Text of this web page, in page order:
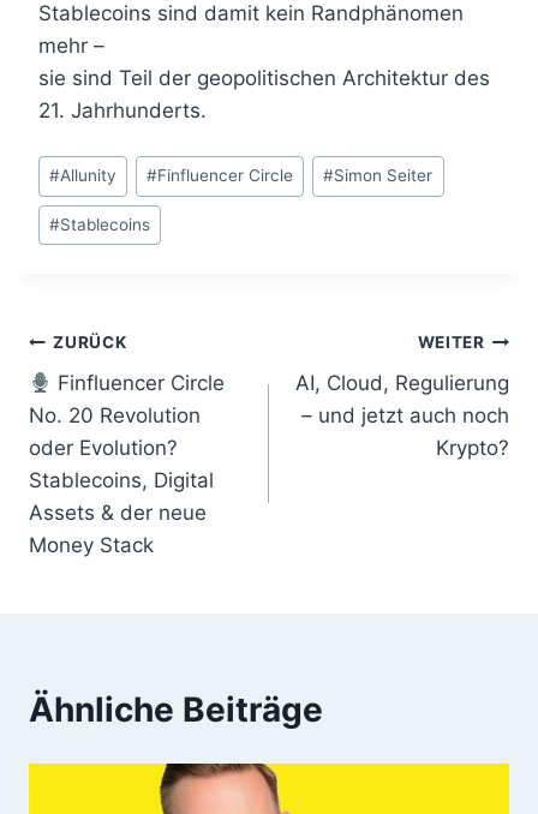
Stablecoins sind damit kein Randphänomen
mehr –
sie sind Teil der geopolitischen Architektur des
21. Jahrhunderts.
Schlagworte:
#Allunity #Finfluencer Circle #Simon Seiter
#Stablecoins
Beitragsnavigation
ZURÜCK
Finfluencer Circle
No. 20 Revolution
oder Evolution?
Stablecoins, Digital
Assets & der neue
Money Stack
WEITER
AI, Cloud, Regulierung
– und jetzt auch noch
Krypto?
Ähnliche Beiträge